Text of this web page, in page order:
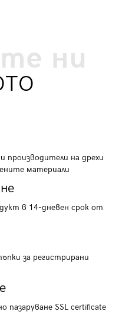
ни
производители на дрехи
материали
в 14-дневен срок от
за регистрирани
пазаруване SSL certificate